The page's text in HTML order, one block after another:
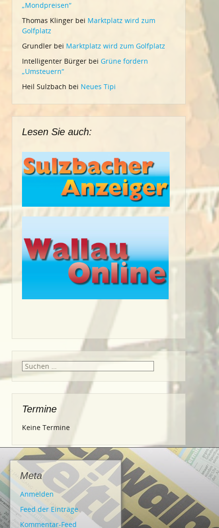
„Mondpreisen“
Thomas Klinger bei Marktplatz wird zum
Golfplatz
Grundler bei Marktplatz wird zum Golfplatz
Intelligenter Bürger bei Grüne fordern
„Umsteuern“
Heil Sulzbach bei Neues Tipi
Lesen Sie auch:
Suche
nach:
Termine
Keine Termine
Meta
Anmelden
Feed der Einträge
Kommentar-Feed